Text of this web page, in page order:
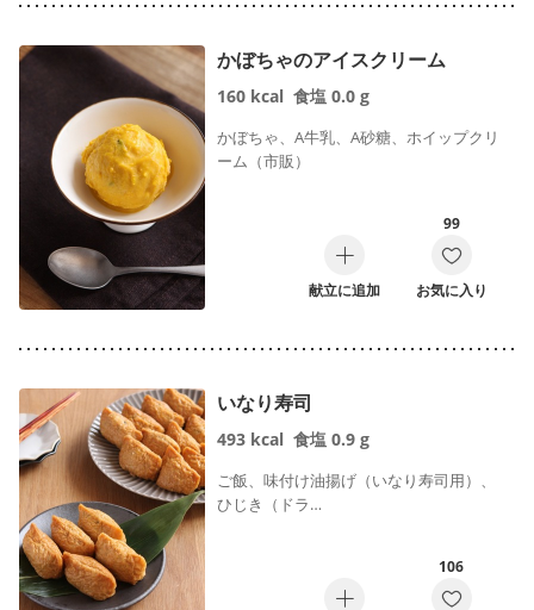
かぼちゃのアイスクリーム
160 kcal 食塩 0.0 g
かぼちゃ、A牛乳、A砂糖、ホイップクリ
ーム（市販）
献立に追加
99
お気に入り
いなり寿司
493 kcal 食塩 0.9 g
ご飯、味付け油揚げ（いなり寿司用）、
ひじき（ドラ…
106